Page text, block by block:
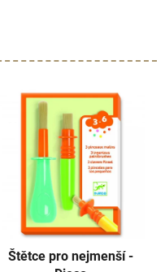
Štětce pro nejmenší -